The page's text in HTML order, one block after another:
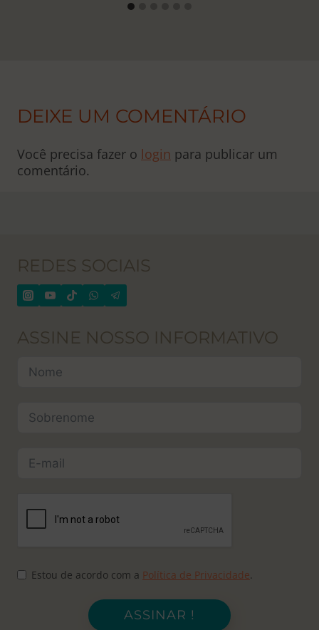
DEIXE UM COMENTÁRIO
Você precisa fazer o login para publicar um
comentário.
REDES SOCIAIS
ASSINE NOSSO INFORMATIVO
Estou de acordo com a Política de Privacidade.
ASSINAR !